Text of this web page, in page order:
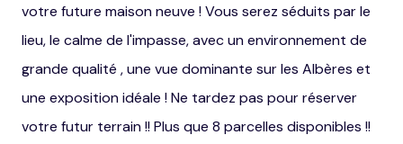
votre future maison neuve ! Vous serez séduits par le
lieu, le calme de l'impasse, avec un environnement de
grande qualité , une vue dominante sur les Albères et
une exposition idéale ! Ne tardez pas pour réserver
votre futur terrain !! Plus que 8 parcelles disponibles !!